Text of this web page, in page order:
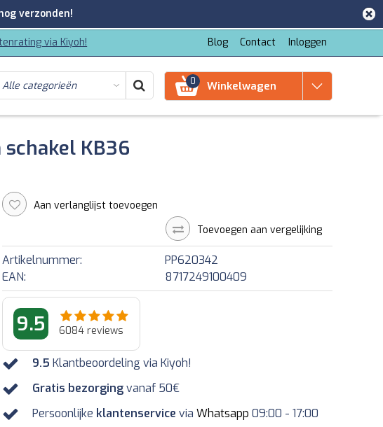
via Kiyoh! Blog Contact Inloggen
0 Winkelwagen
KB36
Aan verlanglijst toevoegen
Toevoegen aan vergelijking
Artikelnummer:
PP620342
EAN:
8717249100409
9.5 6084 reviews
9.5 Klantbeoordeling via Kiyoh!
Gratis bezorgingvanaf 50€
Persoonlijke klantenservice via Whatsapp 09:00 - 17:00
verzonden!